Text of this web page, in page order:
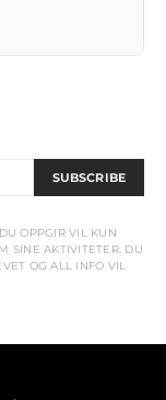
SUBSCRIBE
OPPGIR VIL KUN
SINE AKTIVITETER. DU
OG ALL INFO VIL